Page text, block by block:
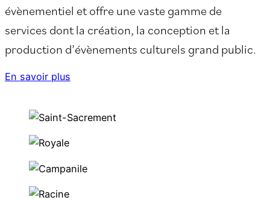
évènementiel et offre une vaste gamme de
services dont la création, la conception et la
production d’évènements culturels grand public.
En savoir plus